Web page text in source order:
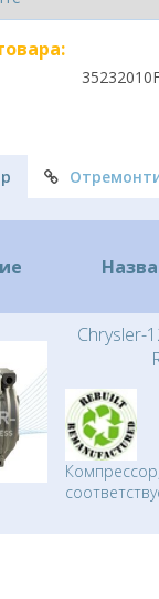
Chrysler-